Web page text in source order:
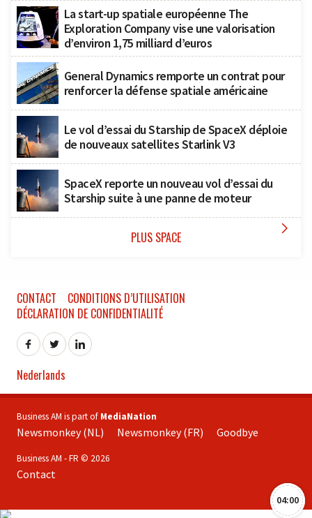
La start-up spatiale européenne The
Exploration Company vise une valorisation
d’environ 1,75 milliard d’euros
General Dynamics remporte un contrat pour
renforcer la défense spatiale américaine
Le vol d’essai du Starship de SpaceX déploie
de nouveaux satellites Starlink V3
SpaceX reporte un nouveau vol d’essai du
Starship suite à une panne de moteur
PLUS SPACE 
04:00
CONTACT
CONDITIONS D’UTILISATION
DÉCLARATION DE CONFIDENTIALITÉ
Nederlands
Business AM is part of MediaNation
Newsmonkey (NL) Newsmonkey (FR) Goodbye
Business AM - FR © 2026
Contact